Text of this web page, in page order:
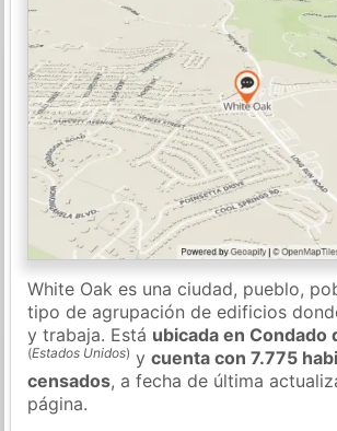
White Oak es una ciudad, pueblo,
tipo de agrupación de edificios
y trabaja. Está ubicada en Condado
(Estados Unidos) ycuenta con 7.775
censados, a fecha de última
página.